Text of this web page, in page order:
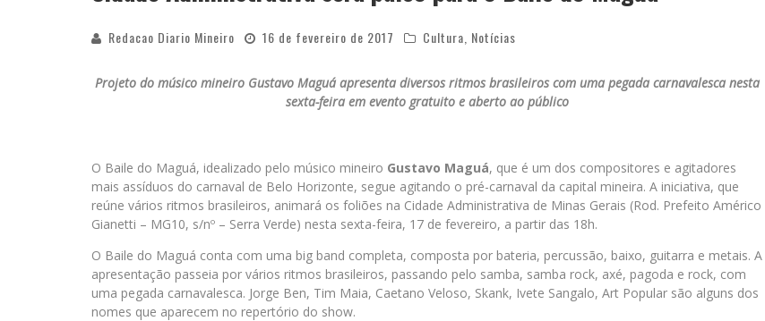
Redacao Diario Mineiro 16 de fevereiro de 2017 Cultura Notícias
Projeto do músico mineiro Gustavo Maguá apresenta diversos ritmos brasileiros com uma pegada carnavalesca nesta
sexta-feira em evento gratuito e aberto ao público
O Baile do Maguá, idealizado pelo músico mineiro Gustavo Maguá, que é um dos compositores e agitadores
mais assíduos do carnaval de Belo Horizonte, segue agitando o pré-carnaval da capital mineira. A iniciativa, que
reúne vários ritmos brasileiros, animará os foliões na Cidade Administrativa de Minas Gerais (Rod. Prefeito Américo
Gianetti – MG10, s/nº – Serra Verde) nesta sexta-feira, 17 de fevereiro, a partir das 18h.
O Baile do Maguá conta com uma big band completa, composta por bateria, percussão, baixo, guitarra e metais. A
apresentação passeia por vários ritmos brasileiros, passando pelo samba, samba rock, axé, pagoda e rock, com
uma pegada carnavalesca. Jorge Ben, Tim Maia, Caetano Veloso, Skank, Ivete Sangalo, Art Popular são alguns dos
nomes que aparecem no repertório do show.